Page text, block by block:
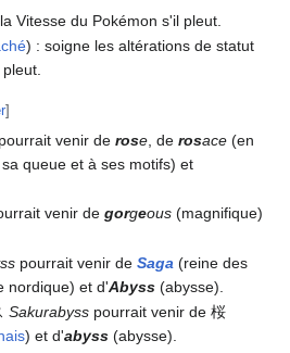
Vitesse du Pokémon s'il pleut.
) : soigne les altérations de statut
]
pourrait venir derose , derosace (en
queue et à ses motifs) et
venir degorgeous (magnifique)
pourrait venir deSaga (reine des
nordique) et d'Abyss (abysse).
Sakurabyss pourrait venir de 桜
) et d'abyss (abysse).